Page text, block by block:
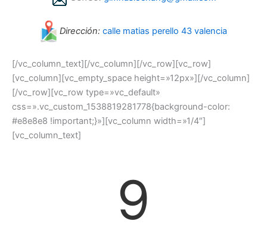
Dirección: calle matias perello 43 valencia
[/vc_column_text][/vc_column][/vc_row][vc_row]
[vc_column][vc_empty_space height=»12px»][/vc_column]
[/vc_row][vc_row type=»vc_default»
css=».vc_custom_1538819281778{background-color:
#e8e8e8 !important;}»][vc_column width=»1/4″]
[vc_column_text]
9